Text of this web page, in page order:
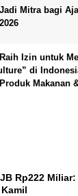
Mitra bagi
Izin untuk
di
Makanan
Rp222